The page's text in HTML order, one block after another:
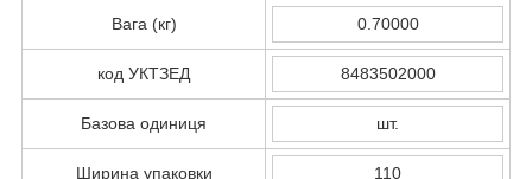
Вага (кг) 0.70000
код УКТЗЕД 8483502000
Базова одиниця шт.
Ширина упаковки 110